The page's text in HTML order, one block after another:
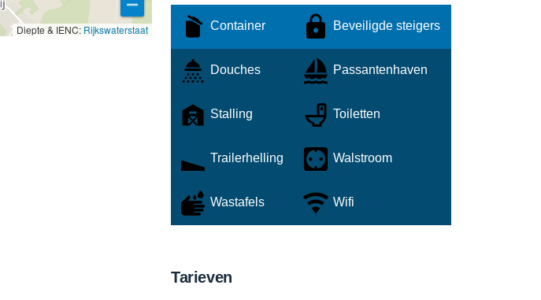
Diepte & IENC: Rijkswaterstaat Container Beveiligde steigers
Douches Passantenhaven
Stalling Toiletten
Trailerhelling Walstroom
Wastafels Wifi
Tarieven